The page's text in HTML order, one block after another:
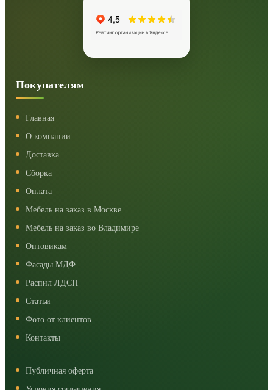
Покупателям
Главная
О компании
Доставка
Сборка
Оплата
Мебель на заказ в Москве
Мебель на заказ во Владимире
Оптовикам
Фасады МДФ
Распил ЛДСП
Статьи
Фото от клиентов
Контакты
Публичная оферта